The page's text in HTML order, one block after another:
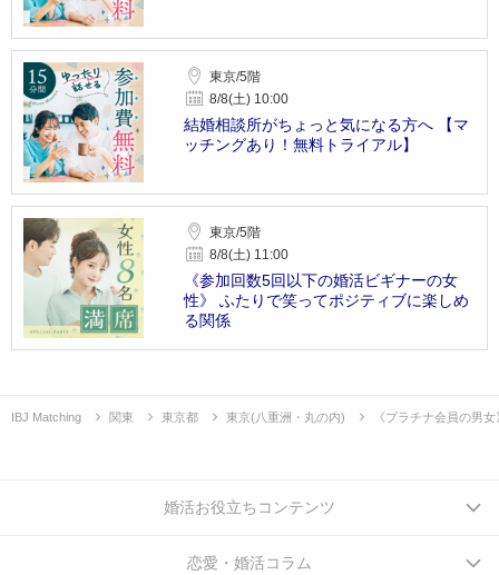
東京/5階
8/8(土) 10:00
結婚相談所がちょっと気になる方へ 【マ
ッチングあり！無料トライアル】
東京/5階
8/8(土) 11:00
《参加回数5回以下の婚活ビギナーの女
性》 ふたりで笑ってポジティブに楽しめ
る関係
IBJ Matching 関東 東京都 東京(八重洲・丸の内) 《プラチナ会員の男
婚活お役立ちコンテンツ
恋愛・婚活コラム